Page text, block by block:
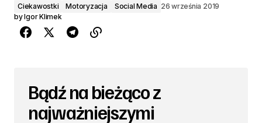
Ciekawostki Motoryzacja Social Media 26 września 2019
byIgor Klimek
Bądź na bieżąco z
najważniejszymi